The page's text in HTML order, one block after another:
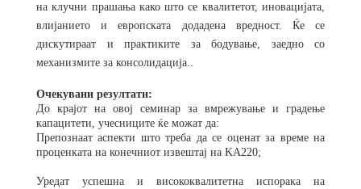
на клучни прашања како што се квалитетот, иновацијата,
влијанието и европската додадена вредност. Ќе се
дискутираат и практиките за бодување, заедно со
механизмите за консолидација..
Очекувани резултати:
До крајот на овој семинар за вмрежување и градење
капацитети, учесниците ќе можат да:
Препознаат аспекти што треба да се оценат за време на
проценката на конечниот извештај на KA220;
Уредат успешна и висококвалитетна испорака на